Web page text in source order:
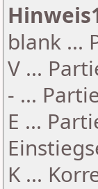
blank ...
V ...
- ...
E ...
K ...